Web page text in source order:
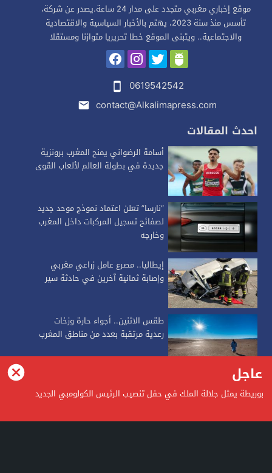
موقع إخباري مغربي متجدد على مدار 24 ساعة.يصدر عن شركة،
تأسس منذ سنة 2023، يهتم بالأخبار السياسية والاقتصادية
والاجتماعية.. ويتبنى الموقع خطا تحريريا متوازنا ومستقلا
0619542542
contact@Alkalimapress.com
احدث المقالات
أسامة الرضواني يمنح المغرب برونزية
جديدة في بطولة العالم لألعاب القوى
“نارسا” تعلن اعتماد نموذج موحد جديد
لصفائح تسجيل المركبات داخل المغرب
وخارجه
إيطاليا.. مصرع عامل زراعي مغربي
وإصابة ثمانية آخرين في حادثة سير
طقس الاثنين.. أجواء حارة وزخات
رعدية مرتقبة بعدد من مناطق المغرب
alkalimapress
عاجل
بوريطة يمثل جلالة الملك في حفل تنصيب الرئيس الكولومبي الجديد